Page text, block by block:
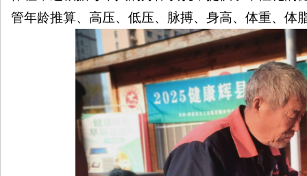
管年龄推算、高压、低压、脉搏、 身高、体重、体